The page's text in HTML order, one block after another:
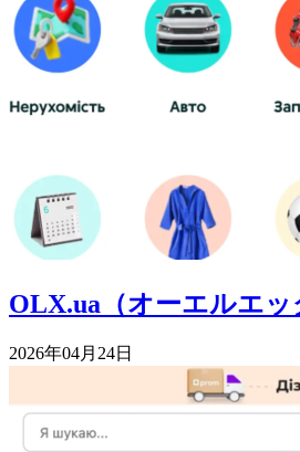
OLX.ua（オーエルエ
2026年04月24日